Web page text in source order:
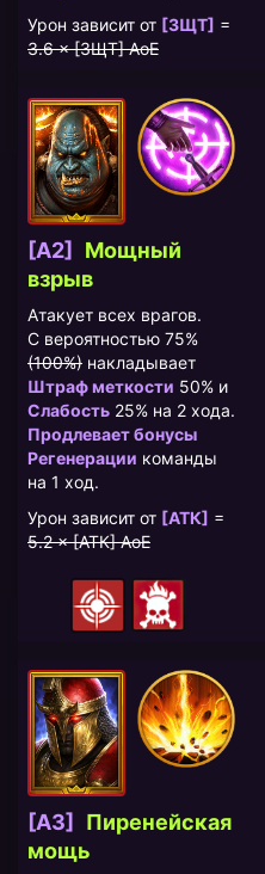
Урон зависит от [ЗЩТ] =
3.6 × [ЗЩТ] AoE
[A2]
​Мощный
взрыв
Атакует всех врагов.
С вероятностью 75%
(100%) накладывает
Штраф меткости 50% и
Слабость 25% на 2 хода.
Продлевает бонусы
Регенерации команды
на 1 ход.
Урон зависит от [АТК] =
5.2 × [АТК] AoE
[A3]
Пиренейская
мощь